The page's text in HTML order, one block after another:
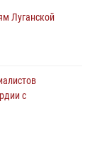
Луганской
с